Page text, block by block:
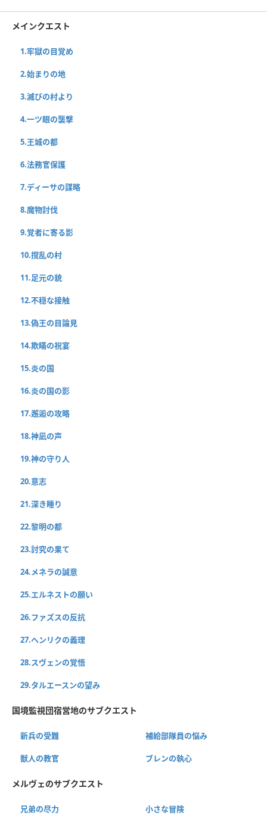
メインクエスト
1.牢獄の目覚め
2.始まりの地
3.滅びの村より
4.一ツ眼の襲撃
5.王城の都
6.法務官保護
7.ディーサの謀略
8.魔物討伐
9.覚者に寄る影
10.撹乱の村
11.足元の貌
12.不穏な接触
13.偽王の目論見
14.欺瞞の祝宴
15.炎の国
16.炎の国の影
17.邂逅の攻略
18.神凪の声
19.神の守り人
20.意志
21.深き睡り
22.黎明の都
23.討究の果て
24.メネラの誠意
25.エルネストの願い
26.ファズスの反抗
27.ヘンリクの義理
28.スヴェンの覚悟
29.タルエースンの望み
国境監視団宿営地のサブクエスト
新兵の受難 補給部隊員の悩み
獣人の教官 ブレンの執心
メルヴェのサブクエスト
兄弟の尽力 小さな冒険